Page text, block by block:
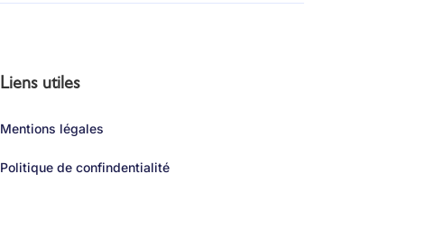
Liens utiles
Mentions légales
Politique de confindentialité